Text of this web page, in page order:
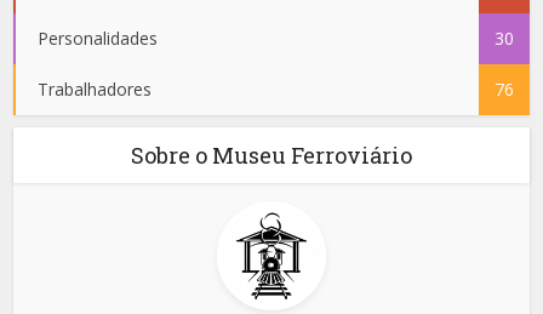
Personalidades 30
Trabalhadores 76
Sobre o Museu Ferroviário